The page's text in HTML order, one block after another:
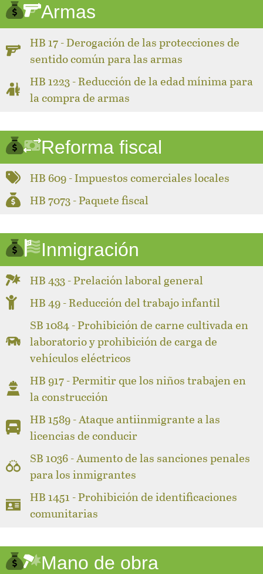
Armas
HB 17 - Derogación de las protecciones de
sentido común para las armas
HB 1223 - Reducción de la edad mínima para
la compra de armas
Reforma fiscal
HB 609 - Impuestos comerciales locales
HB 7073 - Paquete fiscal
Inmigración
HB 433 - Prelación laboral general
HB 49 - Reducción del trabajo infantil
SB 1084 - Prohibición de carne cultivada en
laboratorio y prohibición de carga de
vehículos eléctricos
HB 917 - Permitir que los niños trabajen en
la construcción
HB 1589 - Ataque antiinmigrante a las
licencias de conducir
SB 1036 - Aumento de las sanciones penales
para los inmigrantes
HB 1451 - Prohibición de identificaciones
comunitarias
Mano de obra